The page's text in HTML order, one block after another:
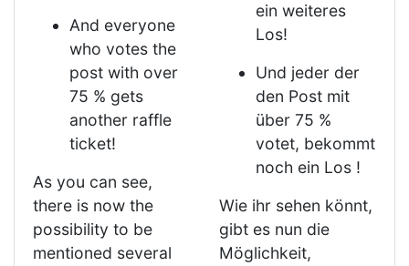
And everyone
who votes the
post with over
75 % gets
another raffle
ticket!
As you can see,
there is now the
possibility to be
mentioned several
ein weiteres
Los!
Und jeder der
den Post mit
über 75 %
votet, bekommt
noch ein Los !
Wie ihr sehen könnt,
gibt es nun die
Möglichkeit,